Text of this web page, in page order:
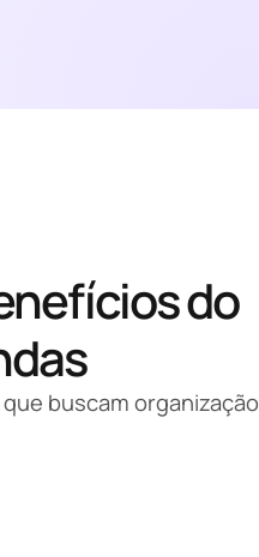
do
buscam organização